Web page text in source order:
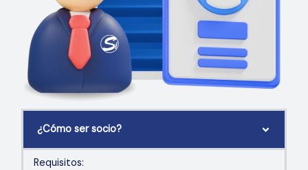
¿Cómo ser socio?
Requisitos: